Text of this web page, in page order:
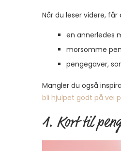
Når du leser videre,
en annerledes
morsomme
pengegaver,
Mangler du også
bli hjulpet godt på vei
1. Kort til